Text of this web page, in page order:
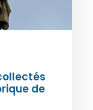
de